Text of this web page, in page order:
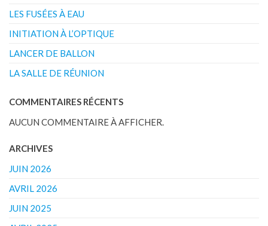
LES FUSÉES À EAU
INITIATION À L’OPTIQUE
LANCER DE BALLON
LA SALLE DE RÉUNION
COMMENTAIRES RÉCENTS
AUCUN COMMENTAIRE À AFFICHER.
ARCHIVES
JUIN 2026
AVRIL 2026
JUIN 2025